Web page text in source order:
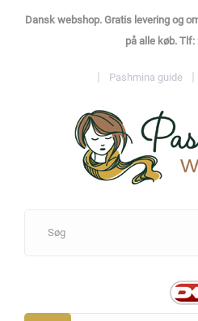
Dansk webshop. Gratis levering og
på alle køb. Tlf:
Pashmina guide